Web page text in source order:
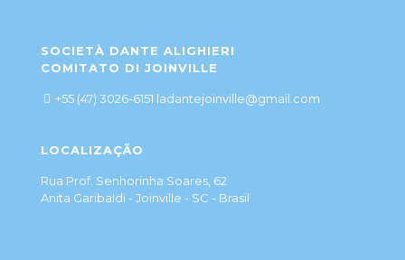
SOCIETÀ DANTE ALIGHIERI
COMITATO DI JOINVILLE
+55 (47) 3026-6151 ladantejoinville@gmail.com
LOCALIZAÇÃO
Rua Prof. Senhorinha Soares, 62
Anita Garibaldi - Joinville - SC - Brasil